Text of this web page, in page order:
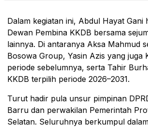
Dalam kegiatan ini, Abdul Hayat Gani
Dewan Pembina KKDB bersama
lainnya. Di antaranya Aksa Mahmud
Bosowa Group, Yasin Azis yang juga
periode sebelumnya, serta Tahir
KKDB terpilih periode 2026–2031.
Turut hadir pula unsur pimpinan
Barru dan perwakilan Pemerintah
Selatan. Seluruhnya berkumpul